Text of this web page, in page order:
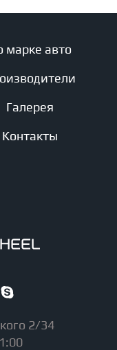
марке авто
Галерея
Контакты
2/34